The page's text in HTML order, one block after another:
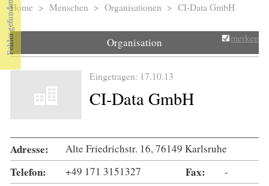
Sie sind hier
Home > Menschen > Organisationen > CI-Data GmbH
Organisation merken
Eingetragen: 17.10.13
CI-Data GmbH
Adresse: Alte Friedrichstr. 16, 76149 Karlsruhe
Telefon: +49 171 3151327 Fax: -